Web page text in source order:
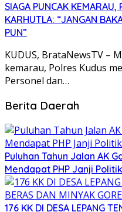
SIAGA PUNCAK KEMARAU,
KARHUTLA: “JANGAN
PUN”
KUDUS, BrataNewsTV –
kemarau, Polres Kudus
Personel dan…
Berita Daerah
Puluhan Tahun Jalan AK
Mendapat PHP Janji Politik
176 KK DI DESA LEPANG